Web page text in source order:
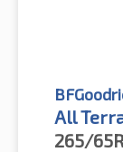
All
265/